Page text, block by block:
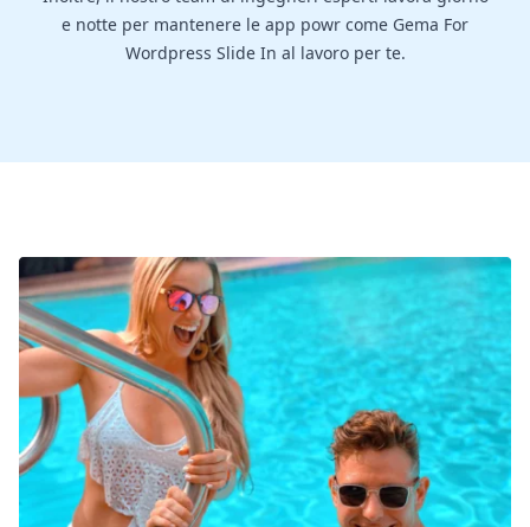
e notte per mantenere le app powr come Gema For
Wordpress Slide In al lavoro per te.